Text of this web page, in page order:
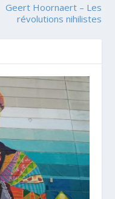
Geert Hoornaert – Les
révolutions nihilistes